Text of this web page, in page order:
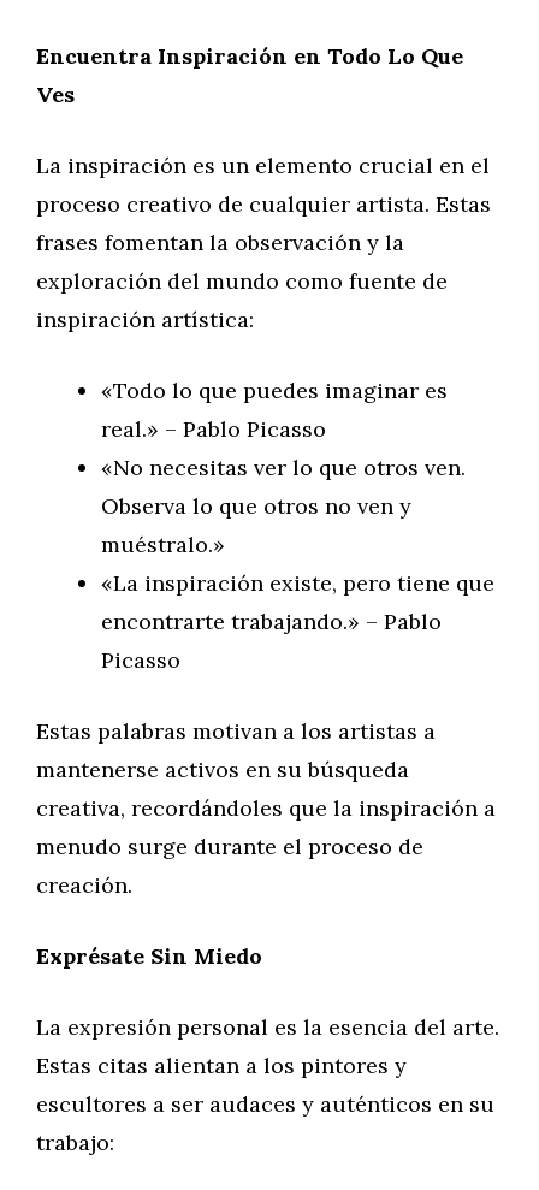
Encuentra Inspiración en Todo Lo Que
Ves
La inspiración es un elemento crucial en el
proceso creativo de cualquier artista. Estas
frases fomentan la observación y la
exploración del mundo como fuente de
inspiración artística:
«Todo lo que puedes imaginar es
real.» – Pablo Picasso
«No necesitas ver lo que otros ven.
Observa lo que otros no ven y
muéstralo.»
«La inspiración existe, pero tiene que
encontrarte trabajando.» – Pablo
Picasso
Estas palabras motivan a los artistas a
mantenerse activos en su búsqueda
creativa, recordándoles que la inspiración a
menudo surge durante el proceso de
creación.
Exprésate Sin Miedo
La expresión personal es la esencia del arte.
Estas citas alientan a los pintores y
escultores a ser audaces y auténticos en su
trabajo: